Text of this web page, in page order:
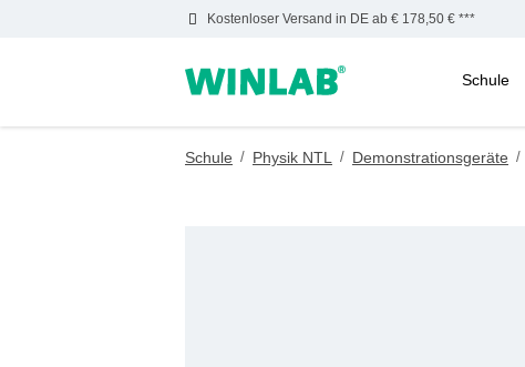
Zur Hauptnavigation springen
Kostenloser Versand in DE ab € 178,50 € ***
Schule
Schule / Physik NTL / Demonstrationsgeräte /